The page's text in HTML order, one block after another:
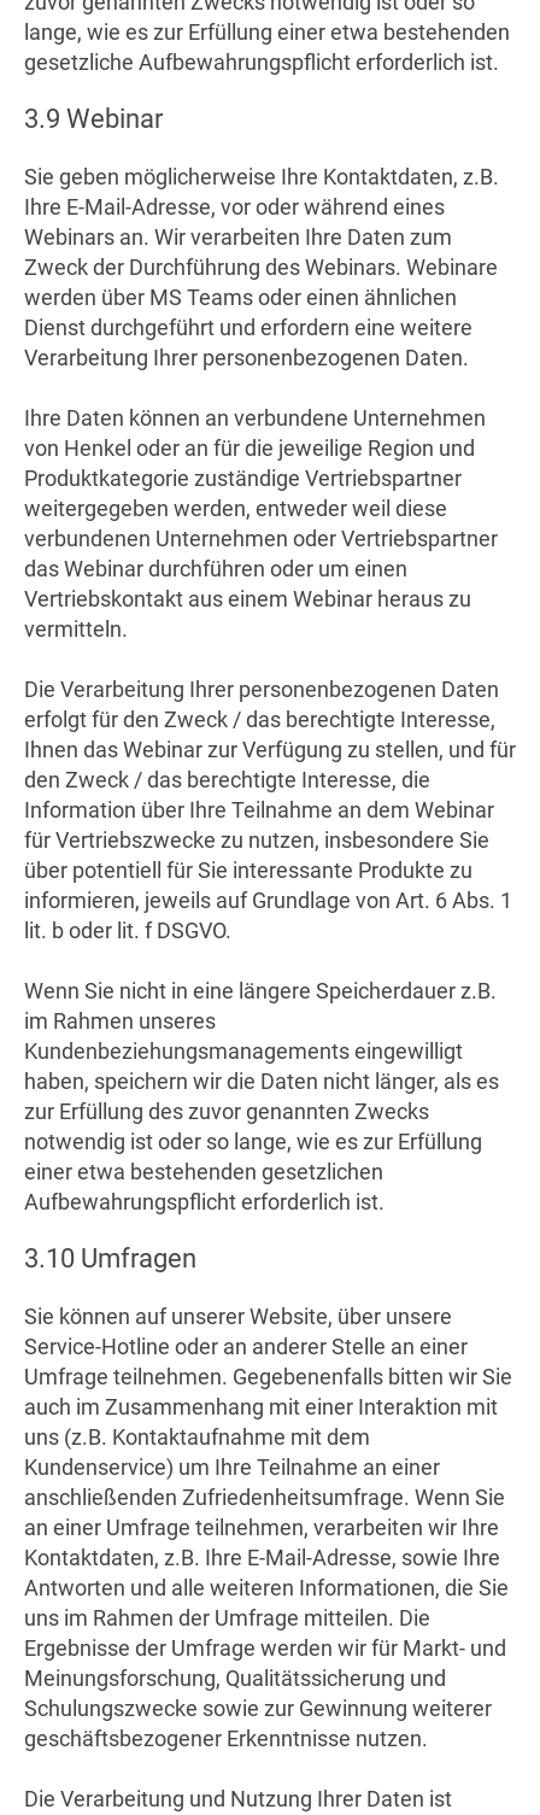
lange, wie es zur Erfüllung einer etwa bestehenden
gesetzliche Aufbewahrungspflicht erforderlich ist.
3.9 Webinar
Sie geben möglicherweise Ihre Kontaktdaten, z.B.
Ihre E-Mail-Adresse, vor oder während eines
Webinars an. Wir verarbeiten Ihre Daten zum
Zweck der Durchführung des Webinars. Webinare
werden über MS Teams oder einen ähnlichen
Dienst durchgeführt und erfordern eine weitere
Verarbeitung Ihrer personenbezogenen Daten.
Ihre Daten können an verbundene Unternehmen
von Henkel oder an für die jeweilige Region und
Produktkategorie zuständige Vertriebspartner
weitergegeben werden, entweder weil diese
verbundenen Unternehmen oder Vertriebspartner
das Webinar durchführen oder um einen
Vertriebskontakt aus einem Webinar heraus zu
vermitteln.
Die Verarbeitung Ihrer personenbezogenen Daten
erfolgt für den Zweck / das berechtigte Interesse,
Ihnen das Webinar zur Verfügung zu stellen, und für
den Zweck / das berechtigte Interesse, die
Information über Ihre Teilnahme an dem Webinar
für Vertriebszwecke zu nutzen, insbesondere Sie
über potentiell für Sie interessante Produkte zu
informieren, jeweils auf Grundlage von Art. 6 Abs. 1
lit. b oder lit. f DSGVO.
Wenn Sie nicht in eine längere Speicherdauer z.B.
im Rahmen unseres
Kundenbeziehungsmanagements eingewilligt
haben, speichern wir die Daten nicht länger, als es
zur Erfüllung des zuvor genannten Zwecks
notwendig ist oder so lange, wie es zur Erfüllung
einer etwa bestehenden gesetzlichen
Aufbewahrungspflicht erforderlich ist.
3.10 Umfragen
Sie können auf unserer Website, über unsere
Service-Hotline oder an anderer Stelle an einer
Umfrage teilnehmen. Gegebenenfalls bitten wir Sie
auch im Zusammenhang mit einer Interaktion mit
uns (z.B. Kontaktaufnahme mit dem
Kundenservice) um Ihre Teilnahme an einer
anschließenden Zufriedenheitsumfrage. Wenn Sie
an einer Umfrage teilnehmen, verarbeiten wir Ihre
Kontaktdaten, z.B. Ihre E-Mail-Adresse, sowie Ihre
Antworten und alle weiteren Informationen, die Sie
uns im Rahmen der Umfrage mitteilen. Die
Ergebnisse der Umfrage werden wir für Markt- und
Meinungsforschung, Qualitätssicherung und
Schulungszwecke sowie zur Gewinnung weiterer
geschäftsbezogener Erkenntnisse nutzen.
Die Verarbeitung und Nutzung Ihrer Daten ist